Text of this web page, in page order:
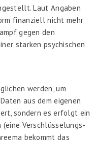
Laut Angaben
finanziell nicht mehr
gegen den
starken psychischen
werden, um
aus dem eigenen
sondern es erfolgt ein
Verschlüsselungs-
bekommt das